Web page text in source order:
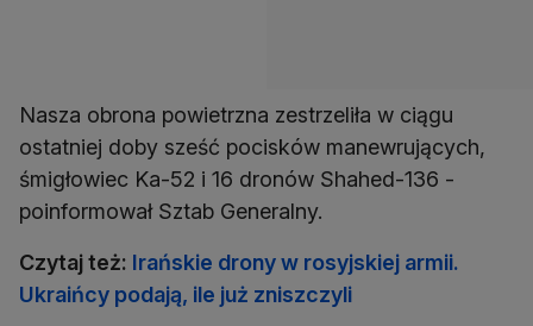
Nasza obrona powietrzna zestrzeliła w ciągu
ostatniej doby sześć pocisków manewrujących,
śmigłowiec Ka-52 i 16 dronów Shahed-136 -
poinformował Sztab Generalny.
Czytaj też: Irańskie drony w rosyjskiej armii.
Ukraińcy podają, ile już zniszczyli